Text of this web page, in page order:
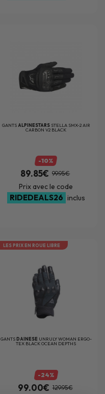
GANTS ALPINESTARS STELLA SMX-2 AIR
CARBON V2 BLACK
-10%
89.85€ 99.95€
Prix avec le code
RIDEDEALS26 inclus
LES PRIX EN ROUE LIBRE
GANTS DAINESE UNRULY WOMAN ERGO-
TEX BLACK OCEAN DEPTHS
-24%
99.00€ 129.95€